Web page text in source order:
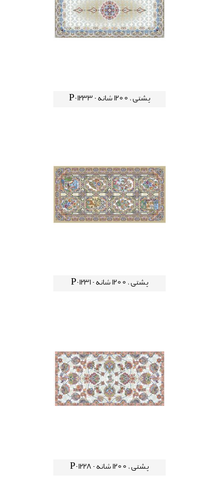
پشتی ، 1200 شانه - P-1233
پشتی ، 1200 شانه - P-1231
پشتی ، 1200 شانه - P-1228